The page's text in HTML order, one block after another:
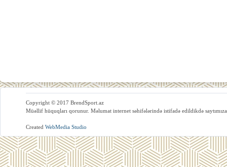
Copyright © 2017 BrendSport.az
Müəllif hüquqları qorunur. Məlumat internet səhifələrində istifadə edildikdə
Created WebMedia Studio